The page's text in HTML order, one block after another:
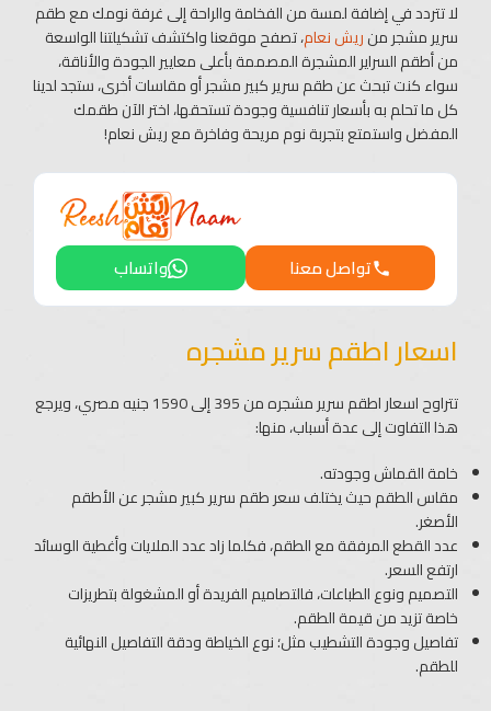
لا تتردد في إضافة لمسة من الفخامة والراحة إلى غرفة نومك مع طقم
سرير مشجر منريش نعام، تصفح موقعنا واكتشف تشكيلتنا الواسعة
من أطقم السراير المشجرة المصممة بأعلى معايير الجودة والأناقة،
سواء كنت تبحث عن طقم سرير كبير مشجر أو مقاسات أخرى، ستجد لدينا
كل ما تحلم به بأسعار تنافسية وجودة تستحقها، اختر الآن طقمك
المفضل واستمتع بتجربة نوم مريحة وفاخرة مع ريش نعام!
واتساب تواصل معنا
اسعار اطقم سرير مشجره
تتراوح اسعار اطقم سرير مشجره من 395 إلى 1590 جنيه مصري، ويرجع
هذا التفاوت إلى عدة أسباب، منها:
خامة القماش وجودته.
مقاس الطقم حيث يختلف سعر طقم سرير كبير مشجر عن الأطقم
الأصغر.
عدد القطع المرفقة مع الطقم، فكلما زاد عدد الملايات وأغطية الوسائد
ارتفع السعر.
التصميم ونوع الطباعات، فالتصاميم الفريدة أو المشغولة بتطريزات
خاصة تزيد من قيمة الطقم.
تفاصيل وجودة التشطيب مثل؛ نوع الخياطة ودقة التفاصيل النهائية
للطقم.